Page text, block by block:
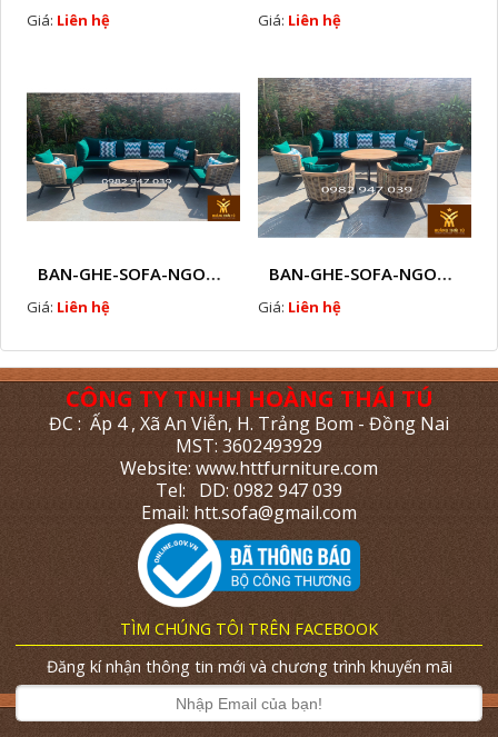
Giá: Liên hệ Giá: Liên hệ
BAN-GHE-SOFA-NGOAI-TROI-GIA-MAY-KN11
Giá: Liên hệ
BAN-GHE-SOFA-NGOAI-TROI-GIA-MAY-KN10
Giá: Liên hệ
CÔNG TY TNHH HOÀNG THÁI TÚ
ĐC : Ấp 4 , Xã An Viễn, H. Trảng Bom - Đồng Nai
MST: 3602493929
Website: www.httfurniture.com
Tel: DD: 0982 947 039
Email: htt.sofa@gmail.com
TÌM CHÚNG TÔI TRÊN FACEBOOK
Đăng kí nhận thông tin mới và chương trình khuyến mãi